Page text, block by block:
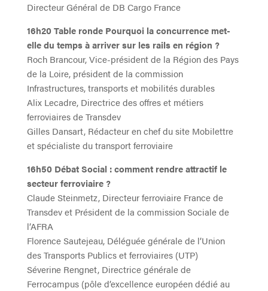
Directeur Général de DB Cargo France
16h20 Table ronde Pourquoi la concurrence met-
elle du temps à arriver sur les rails en région ?
Roch Brancour, Vice-président de la Région des Pays
de la Loire, président de la commission
Infrastructures, transports et mobilités durables
Alix Lecadre, Directrice des offres et métiers
ferroviaires de Transdev
Gilles Dansart, Rédacteur en chef du site Mobilettre
et spécialiste du transport ferroviaire
16h50 Débat Social : comment rendre attractif le
secteur ferroviaire ?
Claude Steinmetz, Directeur ferroviaire France de
Transdev et Président de la commission Sociale de
l’AFRA
Florence Sautejeau, Déléguée générale de l’Union
des Transports Publics et ferroviaires (UTP)
Séverine Rengnet, Directrice générale de
Ferrocampus (pôle d’excellence européen dédié au